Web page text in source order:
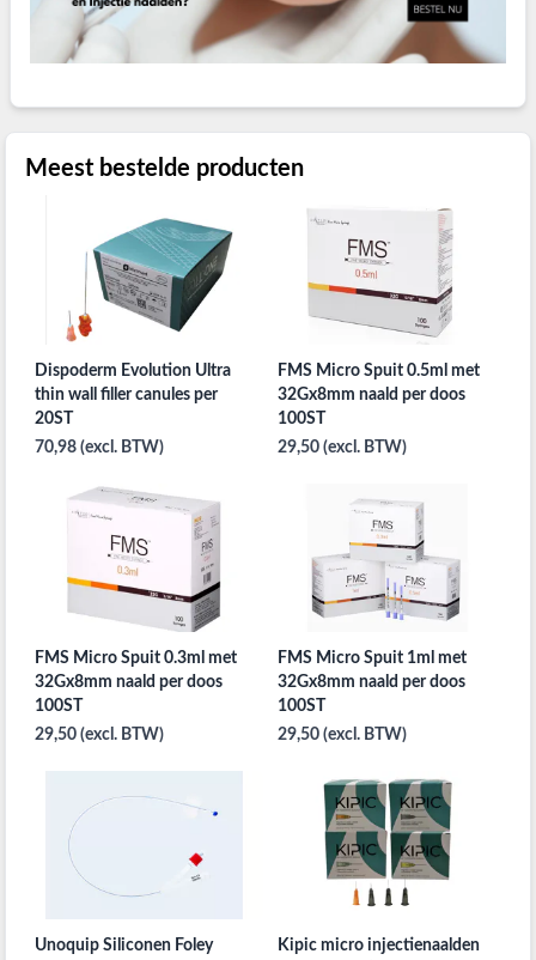
Meest bestelde producten
Dispoderm Evolution Ultra
thin wall filler canules per
20ST
70,98 (excl. BTW)
FMS Micro Spuit 0.5ml met
32Gx8mm naald per doos
100ST
29,50 (excl. BTW)
FMS Micro Spuit 0.3ml met
32Gx8mm naald per doos
100ST
29,50 (excl. BTW)
FMS Micro Spuit 1ml met
32Gx8mm naald per doos
100ST
29,50 (excl. BTW)
Unoquip Siliconen Foley
Kipic micro injectienaalden